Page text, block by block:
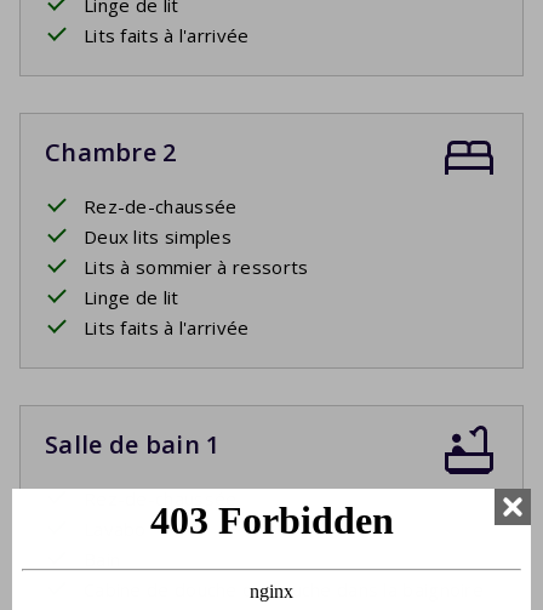
Lits faits à l'arrivée
Chambre 2
Rez-de-chaussée
Deux lits simples
Lits à sommier à ressorts
Linge de lit
Lits faits à l'arrivée
Salle de bain 1
Cabine de douche ou douche dans la baignoire